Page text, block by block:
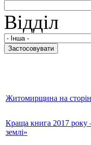
Відділ
Житомирщина на
Краща книга 2017 року
землі»